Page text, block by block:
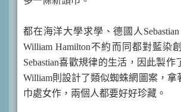
都在海洋大學求學、德國人Sebastian
William Hamilton不約而同都對藍染
Sebastian喜歡規律的生活，因此製作
William則設計了類似蜘蛛網圖案，拿
巾處女作，兩個人都要好好珍藏。